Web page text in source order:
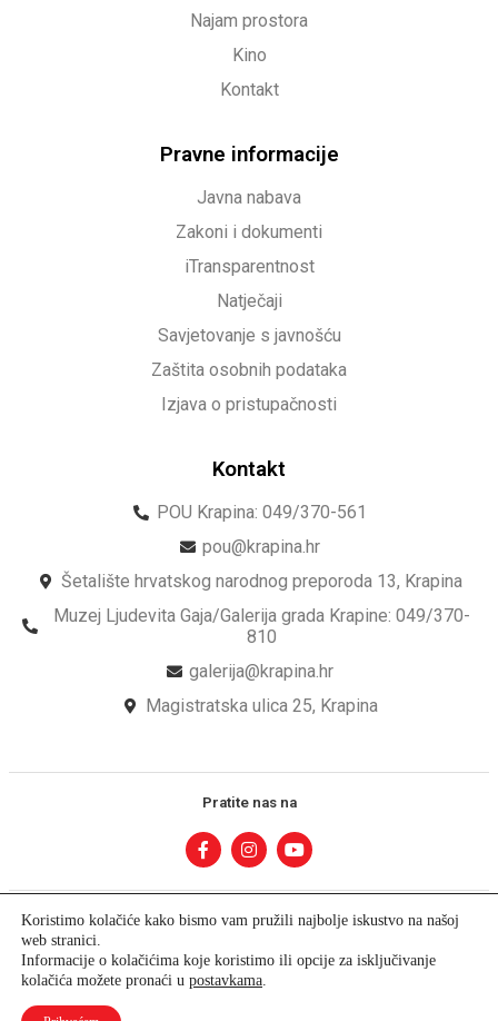
Najam prostora
Kino
Kontakt
Pravne informacije
Javna nabava
Zakoni i dokumenti
iTransparentnost
Natječaji
Savjetovanje s javnošću
Zaštita osobnih podataka
Izjava o pristupačnosti
Kontakt
POU Krapina: 049/370-561
pou@krapina.hr
Šetalište hrvatskog narodnog preporoda 13, Krapina
Muzej Ljudevita Gaja/Galerija grada Krapine: 049/370-
810
galerija@krapina.hr
Magistratska ulica 25, Krapina
Pratite nas na
© Copyright – Pučko Otvoreno Učilište Krapina
Koristimo kolačiće kako bismo vam pružili najbolje iskustvo na našoj
web stranici.
Informacije o kolačićima koje koristimo ili opcije za isključivanje
kolačića možete pronaći u postavkama.